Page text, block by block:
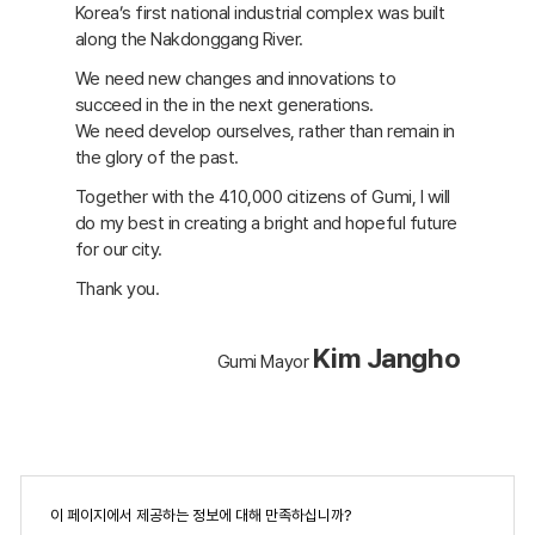
Korea’s first national industrial complex was built
along the Nakdonggang River.
We need new changes and innovations to
succeed in the in the next generations.
We need develop ourselves, rather than remain in
the glory of the past.
Together with the 410,000 citizens of Gumi, I will
do my best in creating a bright and hopeful future
for our city.
Thank you.
Gumi Mayor Kim Jangho
페
이
이 페이지에서 제공하는 정보에 대해 만족하십니까?